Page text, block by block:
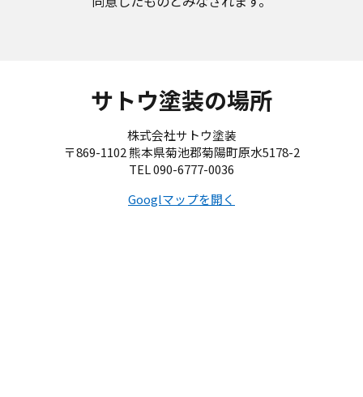
サトウ塗装の場所
株式会社サトウ塗装
〒869-1102 熊本県菊池郡菊陽町原水5178-2
TEL 090-6777-0036
Googlマップを開く